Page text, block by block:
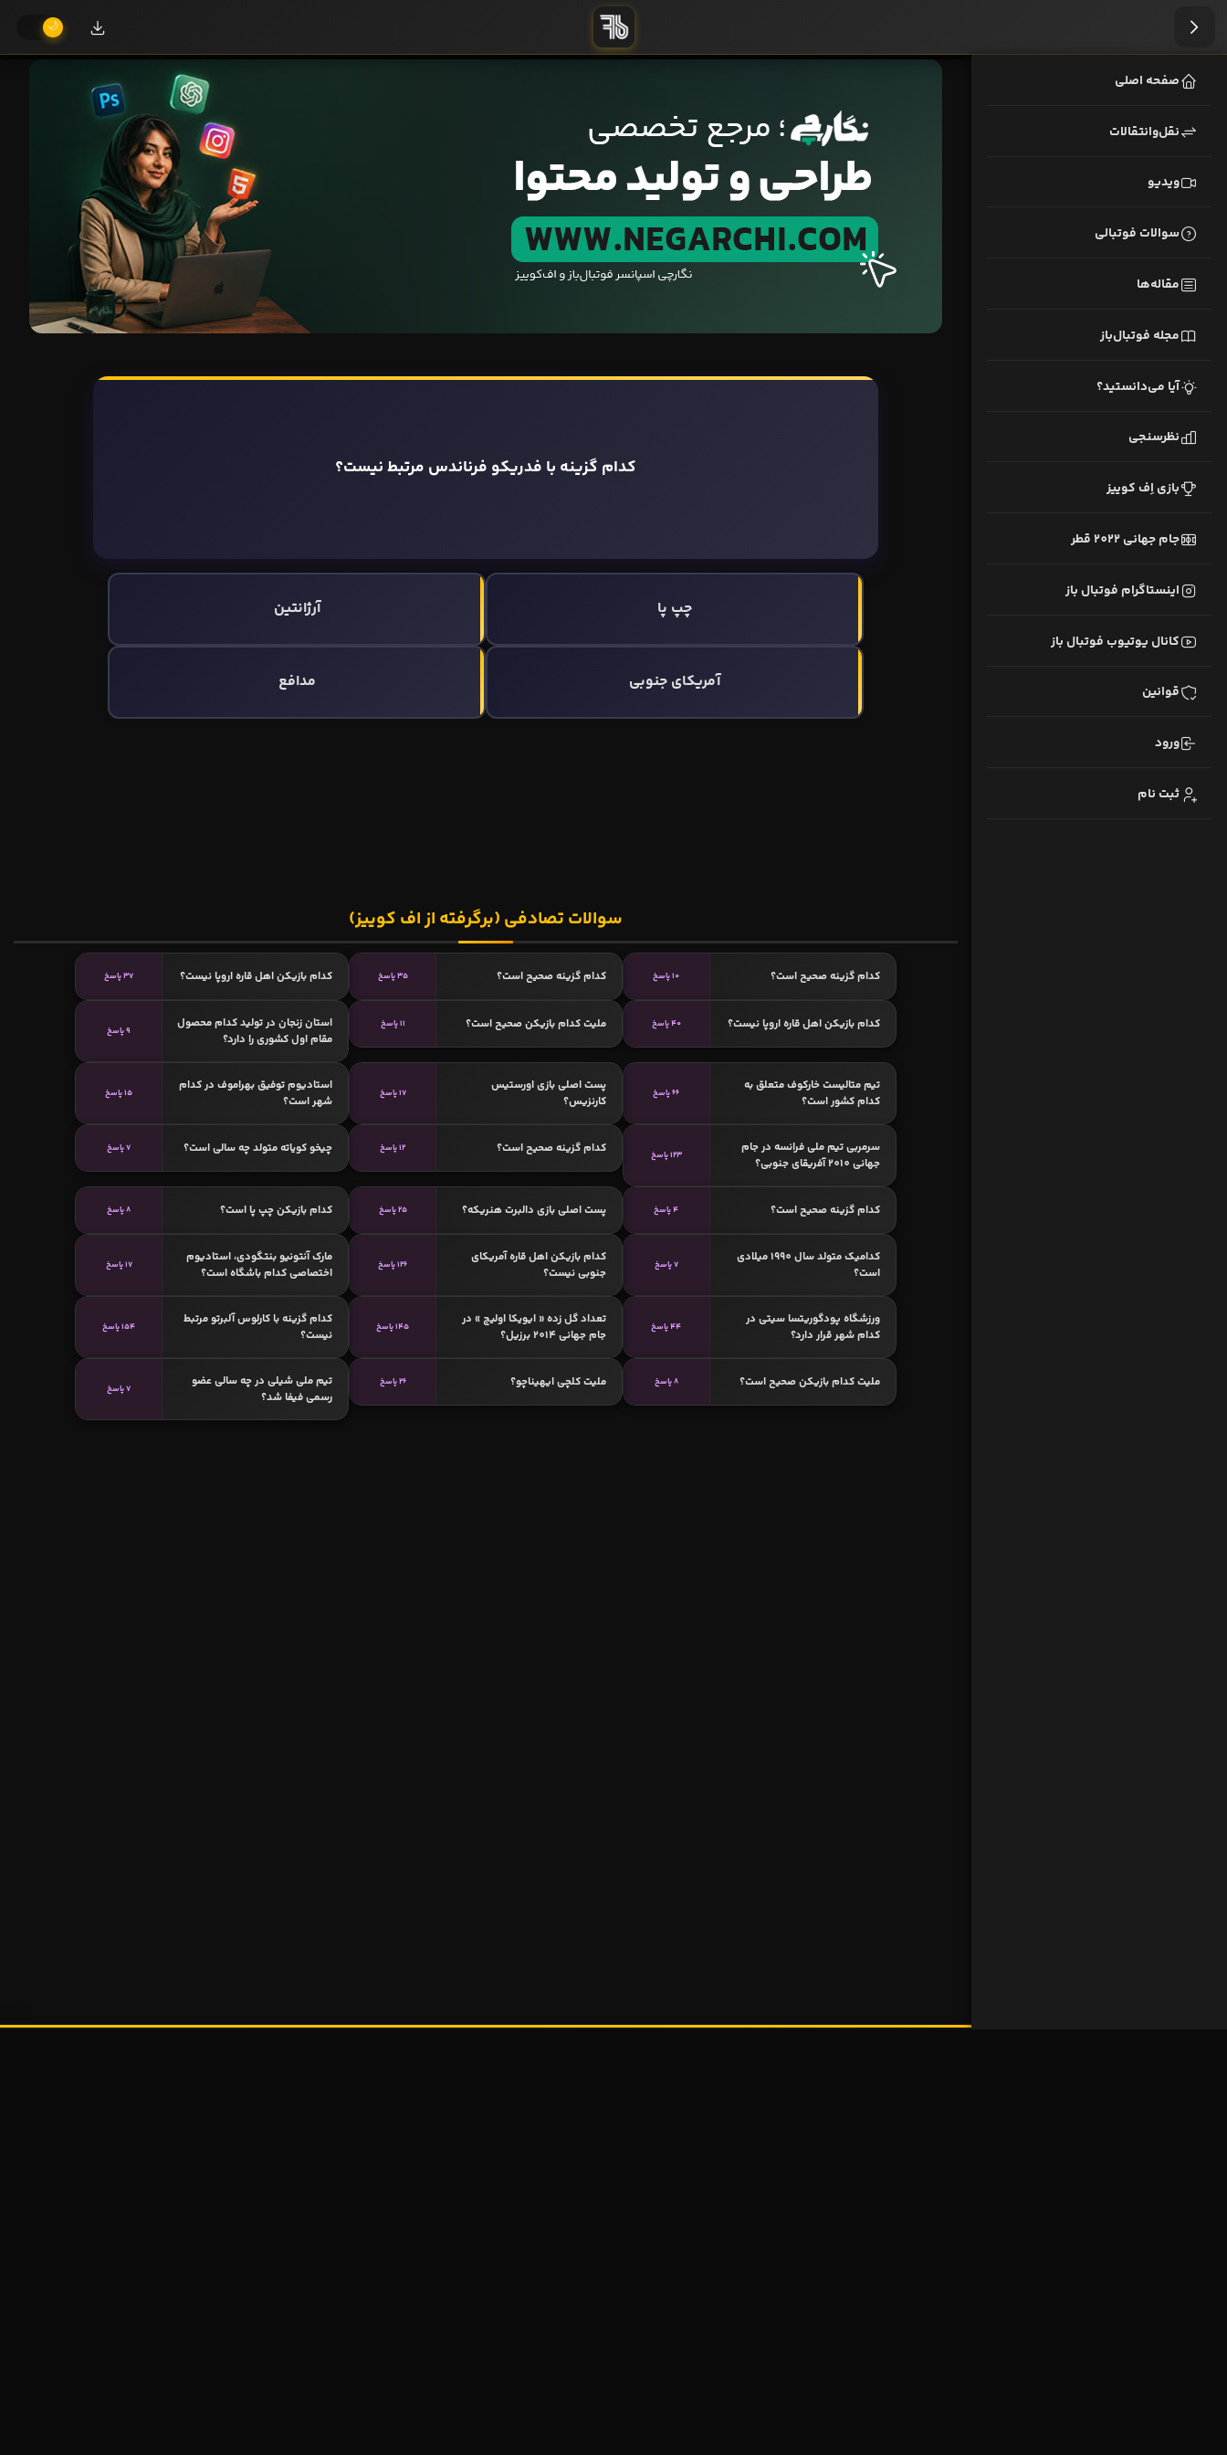
صفحه اصلی
نقل‌وانتقالات
ویدیو
سوالات فوتبالی
مقاله‌ها
مجله فوتبال‌باز
آیا می‌دانستید؟
نظرسنجی
بازی اِف کوییز
جام جهانی 2022 قطر
اینستاگرام فوتبال باز
کانال یوتیوب فوتبال باز
قوانین
ورود
ثبت نام
کدام گزینه با فدریکو فرناندس مرتبط نیست؟
چپ پا آرژانتین
آمریکای جنوبی مدافع
سوالات تصادفی (برگرفته از اف کوییز)
کدام گزینه صحیح است؟ 10 پاسخ کدام گزینه صحیح است؟ 35 پاسخ کدام بازیکن اهل قاره اروپا نیست؟ 37 پاسخ
کدام بازیکن اهل قاره اروپا نیست؟ 40 پاسخ ملیت کدام بازیکن صحیح است؟ 11 پاسخ
استان زنجان در تولید کدام محصول
مقام اول کشوری را دارد؟
9 پاسخ
تیم متالیست خارکوف متعلق به
کدام کشور است؟
66 پاسخ
پست اصلی بازی اورستیس
کارنزیس؟
17 پاسخ
استادیوم توفیق بهراموف در کدام
شهر است؟
15 پاسخ
سرمربی تیم ملی فرانسه در جام
جهانی 2010 آفریقای جنوبی؟
123 پاسخ کدام گزینه صحیح است؟ 12 پاسخ چیخو کویاته متولد چه سالی است؟ 7 پاسخ
کدام گزینه صحیح است؟ 4 پاسخ پست اصلی بازی دالبرت هنریکه؟ 25 پاسخ کدام بازیکن چپ پا است؟ 8 پاسخ
کدامیک متولد سال 1990 میلادی
است؟
7 پاسخ
کدام بازیکن اهل قاره آمریکای
جنوبی نیست؟
126 پاسخ
مارک آنتونیو بنتگودی، استادیوم
اختصاصی کدام باشگاه است؟
17 پاسخ
ورزشگاه پودگوریتسا سیتی در
کدام شهر قرار دارد؟
44 پاسخ
تعداد گل زده « ایویکا اولیچ » در
جام جهانی 2014 برزیل؟
145 پاسخ
کدام گزینه با کارلوس آلبرتو مرتبط
نیست؟
154 پاسخ
ملیت کدام بازیکن صحیح است؟ 8 پاسخ ملیت کلچی ایهیناچو؟ 26 پاسخ
تیم ملی شیلی در چه سالی عضو
رسمی فیفا شد؟
7 پاسخ